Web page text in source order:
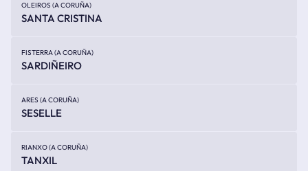
OLEIROS (A CORUÑA)
SANTA CRISTINA
FISTERRA (A CORUÑA)
SARDIÑEIRO
ARES (A CORUÑA)
SESELLE
RIANXO (A CORUÑA)
TANXIL